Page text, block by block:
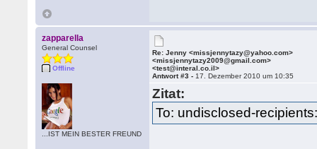
zapparella
General Counsel
Offline
...IST MEIN BESTER FREUND
Re: Jenny <missjennytazy@yahoo.com>
<missjennytazy2009@gmail.com>
<test@interal.co.il>
Antwort #3 - 17. Dezember 2010 um 10:35
Zitat:
To: undisclosed-